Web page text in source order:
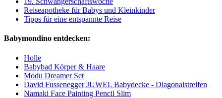
Reiseapotheke für Babys und Kleinkinder
Tipps für eine entspannte Reise
Babymondino entdecken:
Holle
Babybad Körper & Haare
Modu Dreamer Set
David Fussenegger JUWEL Babydecke - Diagonalstreifen
Namaki Face Painting Pencil Slim